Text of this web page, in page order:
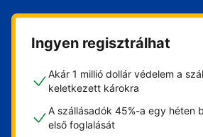
Ingyen regisztrálhat
Akár 1 millió dollár védelem a
keletkezett károkra
A szállásadók 45%-a egy héten
első foglalását